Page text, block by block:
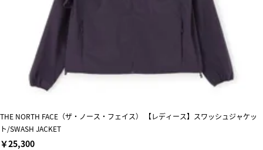
THE NORTH FACE（ザ・ノース・フェイス） 【レディース】スワッシュジャケッ
ト/SWASH JACKET
￥25,300